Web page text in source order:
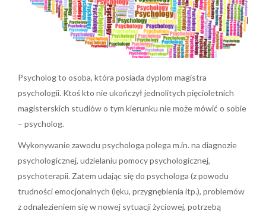
Psycholog to osoba, która posiada dyplom magistra
psychologii. Ktoś kto nie ukończył jednolitych pięcioletnich
magisterskich studiów o tym kierunku nie może mówić o sobie
– psycholog.
Wykonywanie zawodu psychologa polega m.in. na diagnozie
psychologicznej, udzielaniu pomocy psychologicznej,
psychoterapii. Zatem udając się do psychologa (z powodu
trudności emocjonalnych (lęku, przygnębienia itp.), problemów
z odnalezieniem się w nowej sytuacji życiowej, potrzebą